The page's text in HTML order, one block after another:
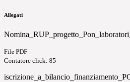
Allegati
File PDF
Contatore click: 85